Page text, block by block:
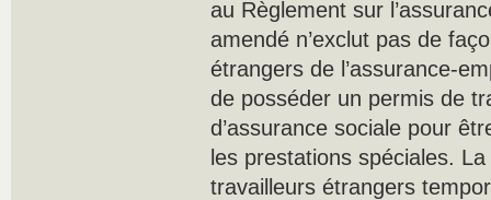
au Règlement sur
amendé n’exclut pas de
étrangers de l’assurance-
de posséder un permis de
d’assurance sociale pour
les prestations spéciales.
travailleurs étrangers